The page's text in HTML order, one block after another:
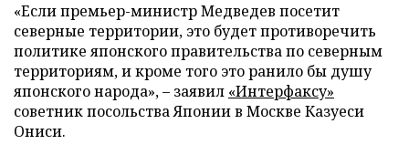
«Если премьер-министр Медведев посетит
северные территории, это будет противоречить
политике японского правительства по северным
территориям, и кроме того это ранило бы душу
японского народа», – заявил «Интерфаксу»
советник посольства Японии в Москве Казуеси
Ониси.